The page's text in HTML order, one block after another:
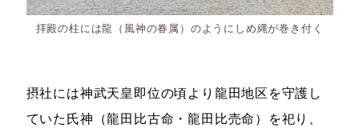
拝殿の柱には龍（風神の眷属）のようにしめ縄が巻き付く
摂社には神武天皇即位の頃より龍田地区を守護し
ていた氏神（龍田比古命・龍田比売命）を祀り、